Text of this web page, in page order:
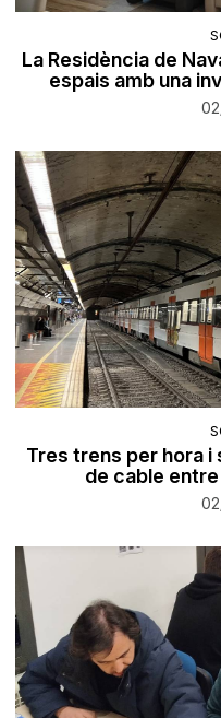
La Residència de
espais amb una
Tres trens per hora i
de cable